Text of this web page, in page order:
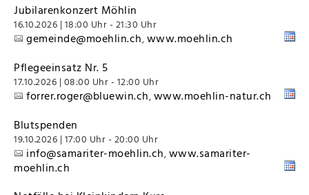
Jubilarenkonzert Möhlin
16.10.2026 | 18:00 Uhr - 21:30 Uhr
gemeinde@moehlin.ch,www.moehlin.ch
Pflegeeinsatz Nr. 5
17.10.2026 | 08:00 Uhr - 12:00 Uhr
forrer.roger@bluewin.ch,www.moehlin-natur.ch
Blutspenden
19.10.2026 | 17:00 Uhr - 20:00 Uhr
info@samariter-moehlin.ch,www.samariter-
moehlin.ch